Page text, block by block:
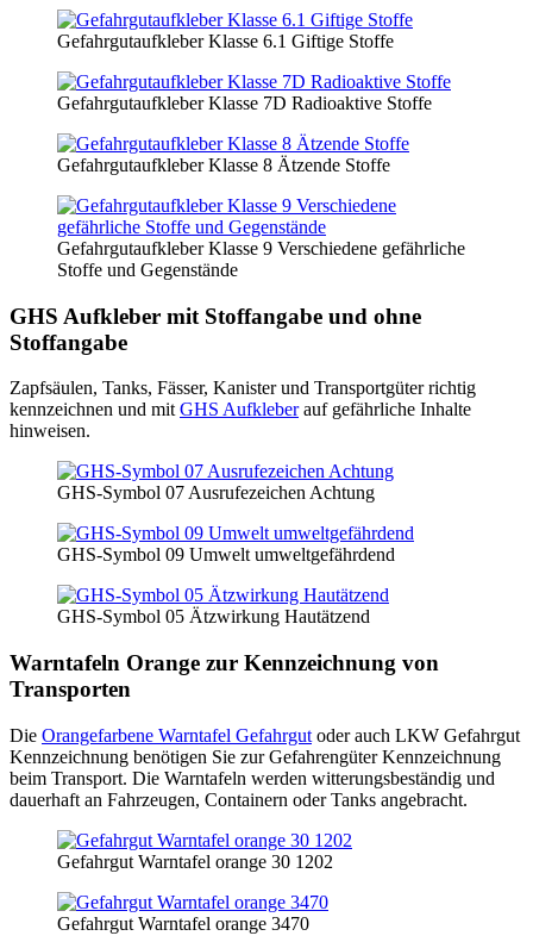
Gefahrgutaufkleber Klasse 6.1 Giftige Stoffe
Gefahrgutaufkleber Klasse 7D Radioaktive Stoffe
Gefahrgutaufkleber Klasse 8 Ätzende Stoffe
Gefahrgutaufkleber Klasse 9 Verschiedene gefährliche
Stoffe und Gegenstände
GHS Aufkleber mit Stoffangabe und ohne
Stoffangabe
Zapfsäulen, Tanks, Fässer, Kanister und Transportgüter richtig
kennzeichnen und mit GHS Aufkleberauf gefährliche Inhalte
hinweisen.
GHS-Symbol 07 Ausrufezeichen Achtung
GHS-Symbol 09 Umwelt umweltgefährdend
GHS-Symbol 05 Ätzwirkung Hautätzend
Warntafeln Orange zur Kennzeichnung von
Transporten
Die Orangefarbene Warntafel Gefahrgut oder auch LKW Gefahrgut
Kennzeichnung benötigen Sie zur Gefahrengüter Kennzeichnung
beim Transport. Die Warntafeln werden witterungsbeständig und
dauerhaft an Fahrzeugen, Containern oder Tanks angebracht.
Gefahrgut Warntafel orange 30 1202
Gefahrgut Warntafel orange 3470